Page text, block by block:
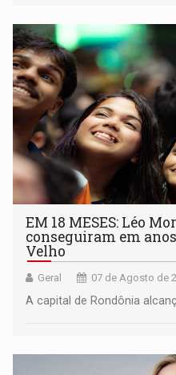
EM 18 MESES: Léo
conseguiram em
Velho
Geral 07 de Agosto de
A capital de Rondônia